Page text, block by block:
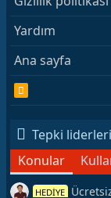
Yardım
Ana sayfa
S
Tepki liderleri
Konular
HEDİYE